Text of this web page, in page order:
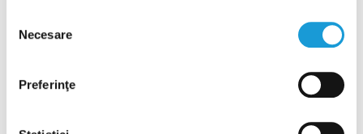
consimțământului
Necesare
Preferinţe